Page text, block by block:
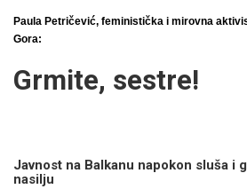
Paula Petričević, feministička i mirovna
Gora:
Grmite, sestre!
Javnost na Balkanu napokon sluša i
nasilju